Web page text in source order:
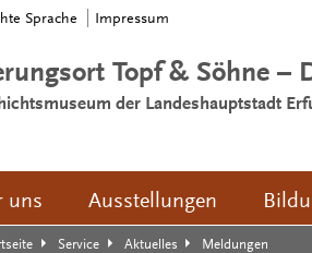
Sprache Impressum
Topf & Söhne –
der Landeshauptstadt
uns Ausstellungen
Service Aktuelles Meldungen